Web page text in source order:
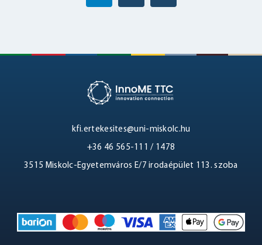
kfi.ertekesites@uni-miskolc.hu
+36 46 565-111 / 1478
3515 Miskolc-Egyetemváros E/7 irodaépület 113. szoba